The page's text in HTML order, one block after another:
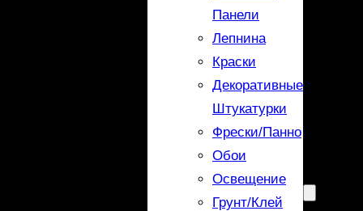
Панели
Лепнина
Краски
Декоративные
Штукатурки
Фрески/панно
Обои
Освещение
Грунт/Клей